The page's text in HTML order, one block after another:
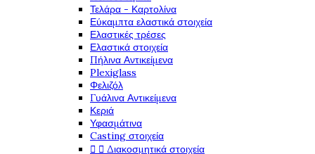
Τελάρα - Καρτολίνα
Εύκαμπτα ελαστικά στοιχεία
Ελαστικές τρέσες
Ελαστικά στοιχεία
Πήλινα Αντικείμενα
Plexiglass
Φελιζόλ
Γυάλινα Αντικείμενα
Κεριά
Υφασμάτινα
Casting στοιχεία
  Διακοσμητικά στοιχεία